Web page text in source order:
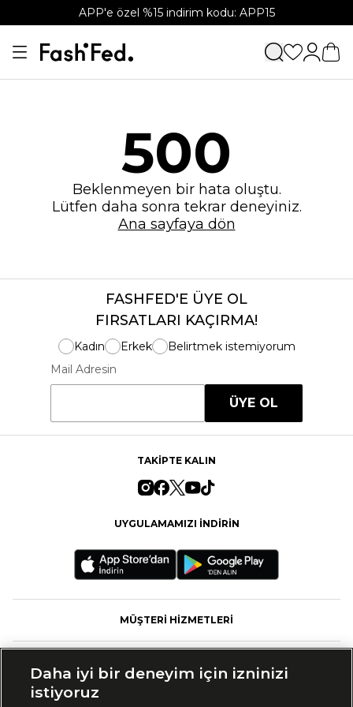
APP'e özel %15 indirim kodu: APP15
500
Beklenmeyen bir hata oluştu.
Lütfen daha sonra tekrar deneyiniz.
Ana sayfaya dön
FASHFED'E ÜYE OL
FIRSATLARI KAÇIRMA!
Kadın Erkek
Belirtmek istemiyorum
Mail Adresin
ÜYE OL
TAKİPTE KALIN
UYGULAMAMIZI İNDİRİN
MÜŞTERİ HİZMETLERİ
Daha iyi bir deneyim için izninizi
istiyoruz